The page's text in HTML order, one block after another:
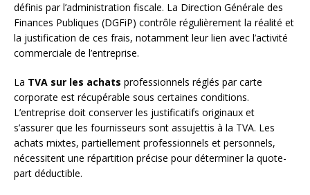
définis par l’administration fiscale. La Direction Générale des
Finances Publiques (DGFiP) contrôle régulièrement la réalité et
la justification de ces frais, notamment leur lien avec l’activité
commerciale de l’entreprise.
La TVA sur les achats professionnels réglés par carte
corporate est récupérable sous certaines conditions.
L’entreprise doit conserver les justificatifs originaux et
s’assurer que les fournisseurs sont assujettis à la TVA. Les
achats mixtes, partiellement professionnels et personnels,
nécessitent une répartition précise pour déterminer la quote-
part déductible.